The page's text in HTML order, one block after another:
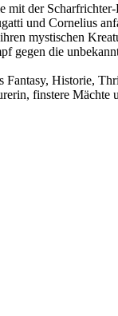
der
und Cornelius
mystischen
gegen die
Historie,
finstere